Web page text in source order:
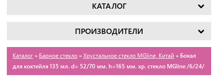
КАТАЛОГ
ПРОИЗВОДИТЕЛИ
Каталог » Барное стекло » Хрустальное стекло MGline, Китай » Бокал
для коктейля 135 мл. d= 52/70 мм. h=165 мм. хр. стекло MGline /6/24/